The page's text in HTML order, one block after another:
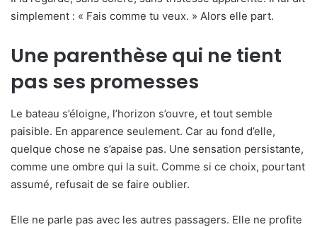
simplement : « Fais comme tu veux. » Alors elle part.
Une parenthèse qui ne tient
pas ses promesses
Le bateau s’éloigne, l’horizon s’ouvre, et tout semble
paisible. En apparence seulement. Car au fond d’elle,
quelque chose ne s’apaise pas. Une sensation persistante,
comme une ombre qui la suit. Comme si ce choix, pourtant
assumé, refusait de se faire oublier.
Elle ne parle pas avec les autres passagers. Elle ne profite